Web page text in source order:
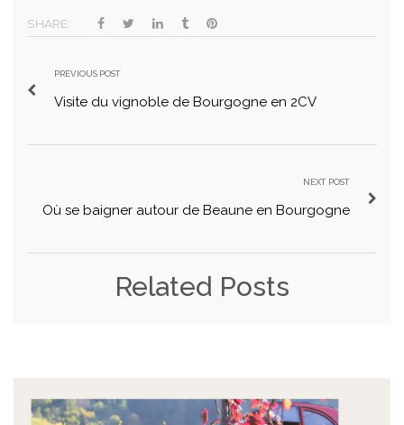
SHARE:
PREVIOUS POST
Visite du vignoble de Bourgogne en 2CV
NEXT POST
Où se baigner autour de Beaune en Bourgogne
Related Posts